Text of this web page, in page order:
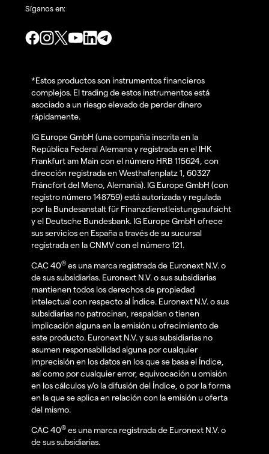
Síganos en:
*Estos productos son instrumentos financieros
complejos. El trading de estos instrumentos está
asociado a un riesgo elevado de perder dinero
rápidamente.
IG Europe GmbH (una compañía inscrita en la
República Federal Alemana y registrada en el IHK
Frankfurt am Main con el número HRB 115624, con
dirección registrada en Westhafenplatz 1, 60327
Fráncfort del Meno, Alemania). IG Europe GmbH (con
registro número 148759) está autorizada y regulada
por la Bundesanstalt für Finanzdienstleistungsaufsicht
y el Deutsche Bundesbank. IG Europe GmbH ofrece
sus servicios en España a través de su sucursal
registrada en la CNMV con el número 121.
CAC 40® es una marca registrada de Euronext N.V. o
de sus subsidiarias. Euronext N.V. o sus subsidiarias
mantienen todos los derechos de propiedad
intelectual con respecto al Índice. Euronext N.V. o sus
subsidiarias no patrocinan, respaldan o tienen
implicación alguna en la emisión u ofrecimiento de
este producto. Euronext N.V. y sus subsidiarias no
asumen responsabilidad alguna por cualquier
imprecisión en los datos en los que se basa el Índice,
así como por cualquier error, equivocación u omisión
en los cálculos y/o la difusión del Índice, o por la forma
en la que se aplica en relación con la emisión u oferta
del mismo.
CAC 40® es una marca registrada de Euronext N.V. o
de sus subsidiarias.